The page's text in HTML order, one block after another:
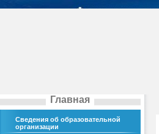
Главная
Сведения об образовательной
организации